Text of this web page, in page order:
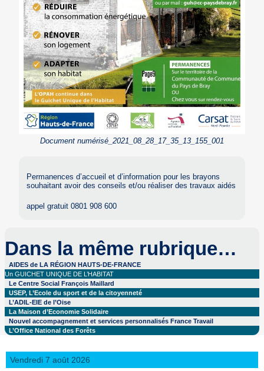
Document numérisé_2021_08_28_17_35_13_155_001
Permanences d’accueil et d’information pour les brayons
souhaitant avoir des conseils et/ou réaliser des travaux aidés
appel gratuit 0801 908 600
Dans la même rubrique…
AIDES de LA RÉGION HAUTS-DE-FRANCE
Un GUICHET UNIQUE DE L’HABITAT
Le Centre Social François Maillard
USEP, L’Ecole du sport et de la citoyenneté
L’ADIL-EIE de l’Oise
La Maison d’Economie Solidaire
Nouvel accompagnement et services personnalisés France Travail
L’Office National des Forêts
Vendredi 7 août 2026